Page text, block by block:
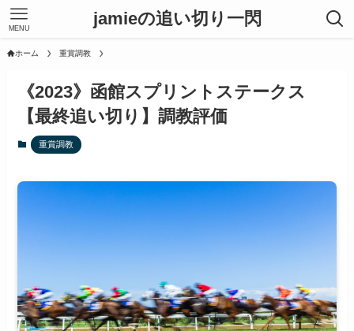
jamieの追い切り一閃
MENU
ホーム 重賞調教
《2023》函館スプリントステークス
【最終追い切り】調教評価
重賞調教